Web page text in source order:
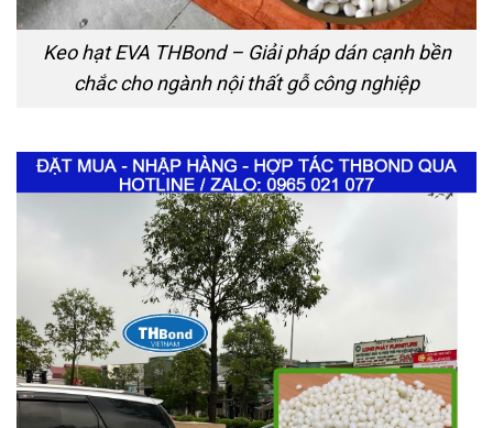
Keo hạt EVA THBond – Giải pháp dán cạnh bền
chắc cho ngành nội thất gỗ công nghiệp